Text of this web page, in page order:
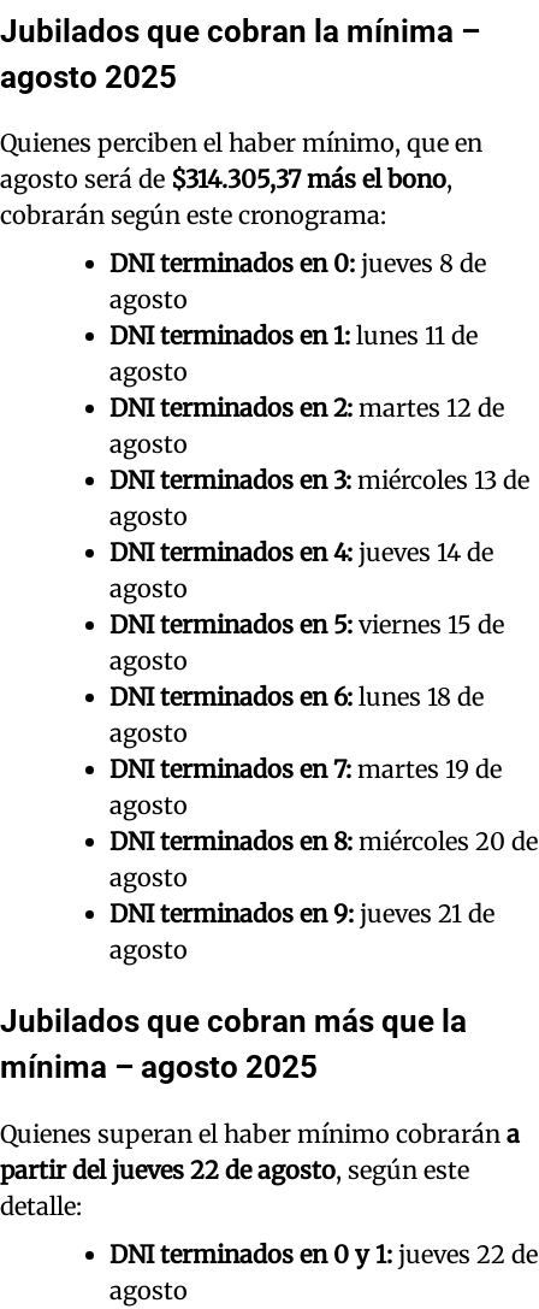
Jubilados que cobran la mínima –
agosto 2025
Quienes perciben el haber mínimo, que en
agosto será de $314.305,37 más el bono,
cobrarán según este cronograma:
DNI terminados en 0: jueves 8 de
agosto
DNI terminados en 1: lunes 11 de
agosto
DNI terminados en 2: martes 12 de
agosto
DNI terminados en 3: miércoles 13 de
agosto
DNI terminados en 4: jueves 14 de
agosto
DNI terminados en 5: viernes 15 de
agosto
DNI terminados en 6: lunes 18 de
agosto
DNI terminados en 7: martes 19 de
agosto
DNI terminados en 8: miércoles 20 de
agosto
DNI terminados en 9: jueves 21 de
agosto
Jubilados que cobran más que la
mínima – agosto 2025
Quienes superan el haber mínimo cobrarán a
partir del jueves 22 de agosto, según este
detalle:
DNI terminados en 0 y 1: jueves 22 de
agosto